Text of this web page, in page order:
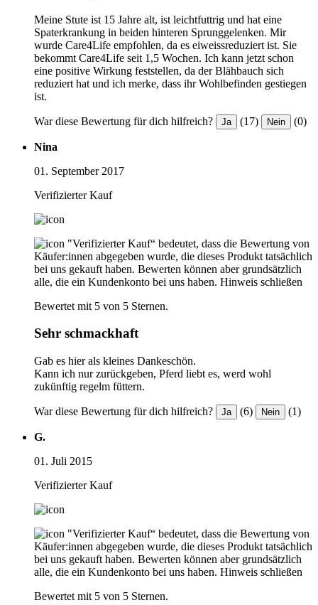
Meine Stute ist 15 Jahre alt, ist leichtfuttrig und hat eine
Spaterkrankung in beiden hinteren Sprunggelenken. Mir
wurde Care4Life empfohlen, da es eiweissreduziert ist. Sie
bekommt Care4Life seit 1,5 Wochen. Ich kann jetzt schon
eine positive Wirkung feststellen, da der Blähbauch sich
reduziert hat und ich merke, dass ihr Wohlbefinden gestiegen
ist.
War diese Bewertung für dich hilfreich? Ja (17) Nein (0)
Nina
01. September 2017
Verifizierter Kauf
"Verifizierter Kauf“ bedeutet, dass die Bewertung von
Käufer:innen abgegeben wurde, die dieses Produkt tatsächlich
bei uns gekauft haben. Bewerten können aber grundsätzlich
alle, die ein Kundenkonto bei uns haben. Hinweis schließen
Bewertet mit 5 von 5 Sternen.
Sehr schmackhaft
Gab es hier als kleines Dankeschön.
Kann ich nur zurückgeben, Pferd liebt es, werd wohl
zukünftig regelm füttern.
War diese Bewertung für dich hilfreich? Ja (6) Nein (1)
G.
01. Juli 2015
Verifizierter Kauf
"Verifizierter Kauf“ bedeutet, dass die Bewertung von
Käufer:innen abgegeben wurde, die dieses Produkt tatsächlich
bei uns gekauft haben. Bewerten können aber grundsätzlich
alle, die ein Kundenkonto bei uns haben. Hinweis schließen
Bewertet mit 5 von 5 Sternen.